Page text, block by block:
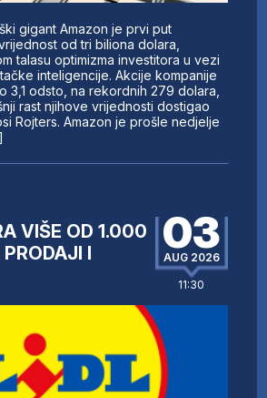
gigant Amazon je prvi put
od tri biliona dolara,
talasu optimizma investitora u vezi
inteligencije. Akcije kompanije
3,1 odsto, na rekordnih 279 dolara,
rast njihove vrijednosti dostigao
Rojters. Amazon je prošle nedjelje
VIŠE OD 1.000
I
03
AUG 2026
11:30